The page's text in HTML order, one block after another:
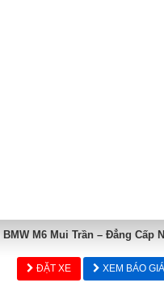
M6 Mui Trần – Đẳng Cấp
ĐẶT XE XEM BÁO GIÁ